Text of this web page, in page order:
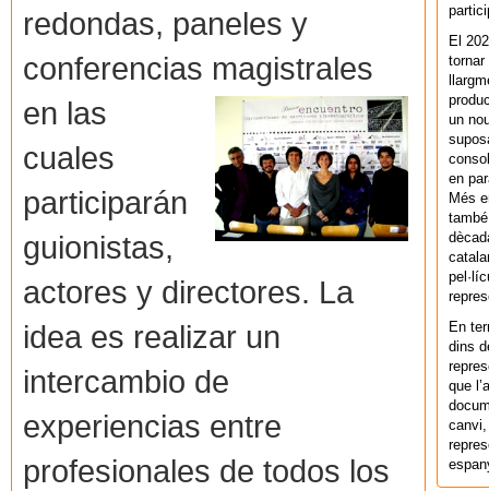
redondas, paneles y
conferencias magistrales
en las
cuales
participarán
guionistas,
actores y directores. La
idea es realizar un
intercambio de
experiencias entre
profesionales de todos los
El
un
en
Més
En
dins
que
canvi,